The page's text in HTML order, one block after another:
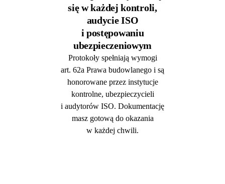
się w każdej kontroli,
audycie ISO
i postępowaniu
ubezpieczeniowym
Protokoły spełniają wymogi
art. 62a Prawa budowlanego i są
honorowane przez instytucje
kontrolne, ubezpieczycieli
i audytorów ISO. Dokumentację
masz gotową do okazania
w każdej chwili.